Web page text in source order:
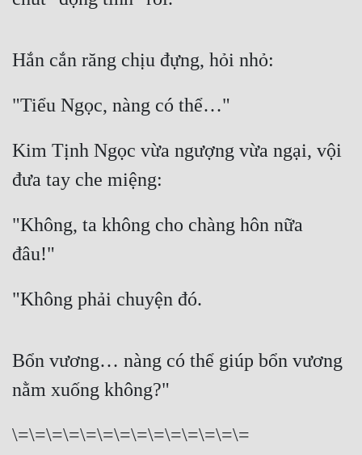
Hắn cắn răng chịu đựng, hỏi nhỏ:
"Tiểu Ngọc, nàng có thể…"
Kim Tịnh Ngọc vừa ngượng vừa ngại, vội
đưa tay che miệng:
"Không, ta không cho chàng hôn nữa
đâu!"
"Không phải chuyện đó.
Bổn vương… nàng có thể giúp bổn vương
nằm xuống không?"
\=\=\=\=\=\=\=\=\=\=\=\=\=\=